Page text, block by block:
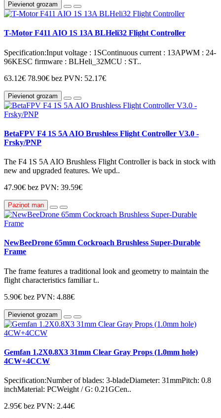
Pievienot grozam
T-Motor F411 AIO 1S 13A BLHeli32 Flight Controller
Specification:Input voltage : 1SContinuous current : 13APWM : 24-
96KESC firmware : BLHeli_32MCU : ST..
63.12€ 78.90€ bez PVN: 52.17€
Pievienot grozam
BetaFPV F4 1S 5A AIO Brushless Flight Controller V3.0 -
Frsky/PNP
The F4 1S 5A AIO Brushless Flight Controller is back in stock with
new and upgraded features. We upd..
47.90€ bez PVN: 39.59€
Paziņot man
NewBeeDrone 65mm Cockroach Brushless Super-Durable
Frame
The frame features a traditional look and geometry to maintain the
flight characteristics familiar t..
5.90€ bez PVN: 4.88€
Pievienot grozam
Gemfan 1.2X0.8X3 31mm Clear Gray Props (1.0mm hole)
4CW+4CCW
Specification:Number of blades: 3-bladeDiameter: 31mmPitch: 0.8
inchMaterial: PCWeight / G: 0.21GCen..
2.95€ bez PVN: 2.44€